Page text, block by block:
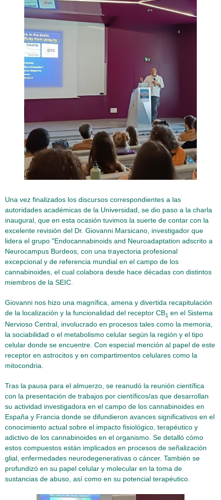
Una vez finalizados los discursos correspondientes a las
autoridades académicas de la Universidad, se dio paso a la charla
inaugural, que en esta ocasión tuvimos la suerte de contar con la
excelente revisión del Dr. Giovanni Marsicano, investigador que
lidera el grupo "Endocannabinoids and Neuroadaptation adscrito a
Neurocampus Burdeos, con una trayectoria profesional
excepcional y de referencia mundial en el campo de los
cannabinoides, el cual colabora desde hace décadas con distintos
miembros de la SEIC.
Giovanni nos hizo una magnífica, amena y divertida recapitulación
de la localización y la funcionalidad del receptor CB1 en el Sistema
Nervioso Central, involucrado en procesos tales como la memoria,
la sociabilidad o el metabolismo celular según la región y el tipo
celular donde se encuentre. Con especial mención al papel de este
receptor en astrocitos y en compartimentos celulares como la
mitocondria.
Tras la pausa para el almuerzo, se reanudó la reunión científica
con la presentación de trabajos por científicos/as que desarrollan
su actividad investigadora en el campo de los cannabinoides en
España y Francia donde se difundieron avances significativos en el
conocimiento actual sobre el impacto fisiológico, terapéutico y
adictivo de los cannabinoides en el organismo. Se detalló cómo
estos compuestos están implicados en procesos de señalización
glial, enfermedades neurodegenerativas o cáncer. También se
profundizó en su papel celular y molecular en la toma de
sustancias de abuso, así como en su potencial terapéutico.